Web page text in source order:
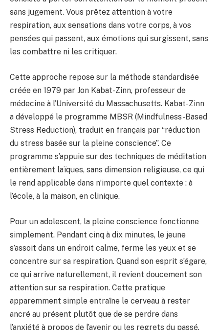
sans jugement. Vous prêtez attention à votre
respiration, aux sensations dans votre corps, à vos
pensées qui passent, aux émotions qui surgissent, sans
les combattre ni les critiquer.
Cette approche repose sur la méthode standardisée
créée en 1979 par Jon Kabat-Zinn, professeur de
médecine à l’Université du Massachusetts. Kabat-Zinn
a développé le programme MBSR (Mindfulness-Based
Stress Reduction), traduit en français par “réduction
du stress basée sur la pleine conscience”. Ce
programme s’appuie sur des techniques de méditation
entièrement laïques, sans dimension religieuse, ce qui
le rend applicable dans n’importe quel contexte : à
l’école, à la maison, en clinique.
Pour un adolescent, la pleine conscience fonctionne
simplement. Pendant cinq à dix minutes, le jeune
s’assoit dans un endroit calme, ferme les yeux et se
concentre sur sa respiration. Quand son esprit s’égare,
ce qui arrive naturellement, il revient doucement son
attention sur sa respiration. Cette pratique
apparemment simple entraîne le cerveau à rester
ancré au présent plutôt que de se perdre dans
l’anxiété à propos de l’avenir ou les regrets du passé.